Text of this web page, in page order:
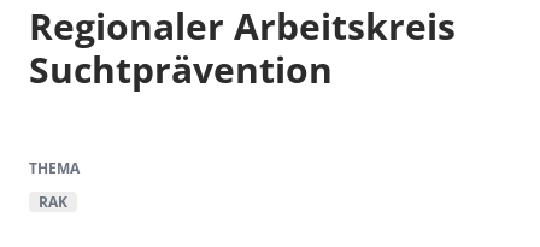
Regionaler Arbeitskreis
Suchtprävention
THEMA
RAK